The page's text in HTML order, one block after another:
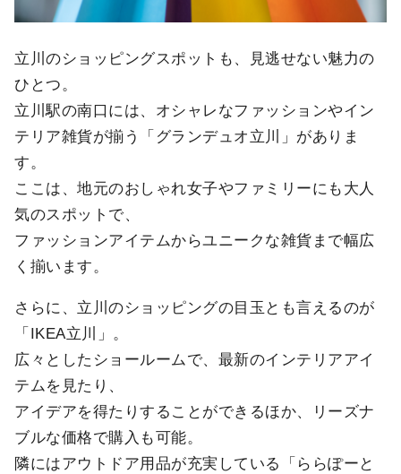
立川のショッピングスポットも、見逃せない魅力の
ひとつ。
立川駅の南口には、オシャレなファッションやイン
テリア雑貨が揃う「グランデュオ立川」がありま
す。
ここは、地元のおしゃれ女子やファミリーにも大人
気のスポットで、
ファッションアイテムからユニークな雑貨まで幅広
く揃います。
さらに、立川のショッピングの目玉とも言えるのが
「IKEA立川」。
広々としたショールームで、最新のインテリアアイ
テムを見たり、
アイデアを得たりすることができるほか、リーズナ
ブルな価格で購入も可能。
隣にはアウトドア用品が充実している「ららぽーと